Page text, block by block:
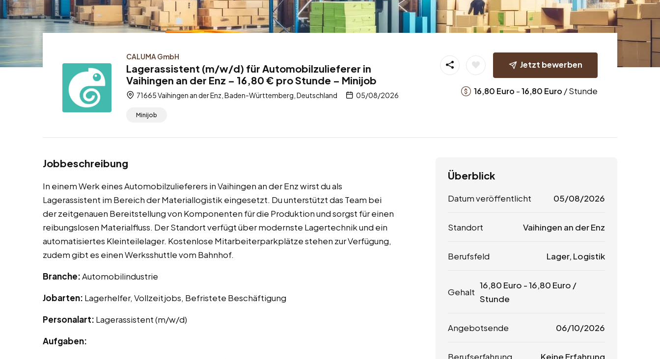
CALUMA GmbH
Lagerassistent (m/w/d) für Automobilzulieferer in
Vaihingen an der Enz – 16,80 € pro Stunde – Minijob
71665 Vaihingen an der Enz, Baden-Württemberg, Deutschland 05/08/2026
Minijob
Jetzt bewerben
16,80 Euro -16,80 Euro / Stunde
Jobbeschreibung
In einem Werk eines Automobilzulieferers in Vaihingen an der Enz wirst du als
Lagerassistent im Bereich der Materiallogistik eingesetzt. Du unterstützt das Team bei
der zeitgenauen Bereitstellung von Komponenten für die Produktion und sorgst für einen
reibungslosen Materialfluss. Der Standort verfügt über modernste Lagertechnik und ein
automatisiertes Kleinteilelager. Kostenlose Mitarbeiterparkplätze stehen zur Verfügung,
zudem gibt es einen Werksshuttle vom Bahnhof.
Branche:Automobilindustrie
Jobarten: Lagerhelfer, Vollzeitjobs, Befristete Beschäftigung
Personalart: Lagerassistent (m/w/d)
Aufgaben:
Überblick
Datum veröffentlicht 05/08/2026
Standort Vaihingen an der Enz
Berufsfeld Lager, Logistik
Gehalt
16,80 Euro -16,80 Euro /
Stunde
Angebotsende 06/10/2026
Berufserfahrung Keine Erfahrung